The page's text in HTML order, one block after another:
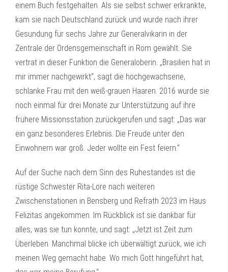
einem Buch festgehalten. Als sie selbst schwer erkrankte,
kam sie nach Deutschland zurück und wurde nach ihrer
Gesundung für sechs Jahre zur Generalvikarin in der
Zentrale der Ordensgemeinschaft in Rom gewählt. Sie
vertrat in dieser Funktion die Generaloberin. „Brasilien hat in
mir immer nachgewirkt“, sagt die hochgewachsene,
schlanke Frau mit den weiß-grauen Haaren. 2016 wurde sie
noch einmal für drei Monate zur Unterstützung auf ihre
frühere Missionsstation zurückgerufen und sagt: „Das war
ein ganz besonderes Erlebnis. Die Freude unter den
Einwohnern war groß. Jeder wollte ein Fest feiern.“
Auf der Suche nach dem Sinn des Ruhestandes ist die
rüstige Schwester Rita-Lore nach weiteren
Zwischenstationen in Bensberg und Refrath 2023 im Haus
Felizitas angekommen. Im Rückblick ist sie dankbar für
alles, was sie tun konnte, und sagt: „Jetzt ist Zeit zum
Überleben. Manchmal blicke ich überwältigt zurück, wie ich
meinen Weg gemacht habe. Wo mich Gott hingeführt hat,